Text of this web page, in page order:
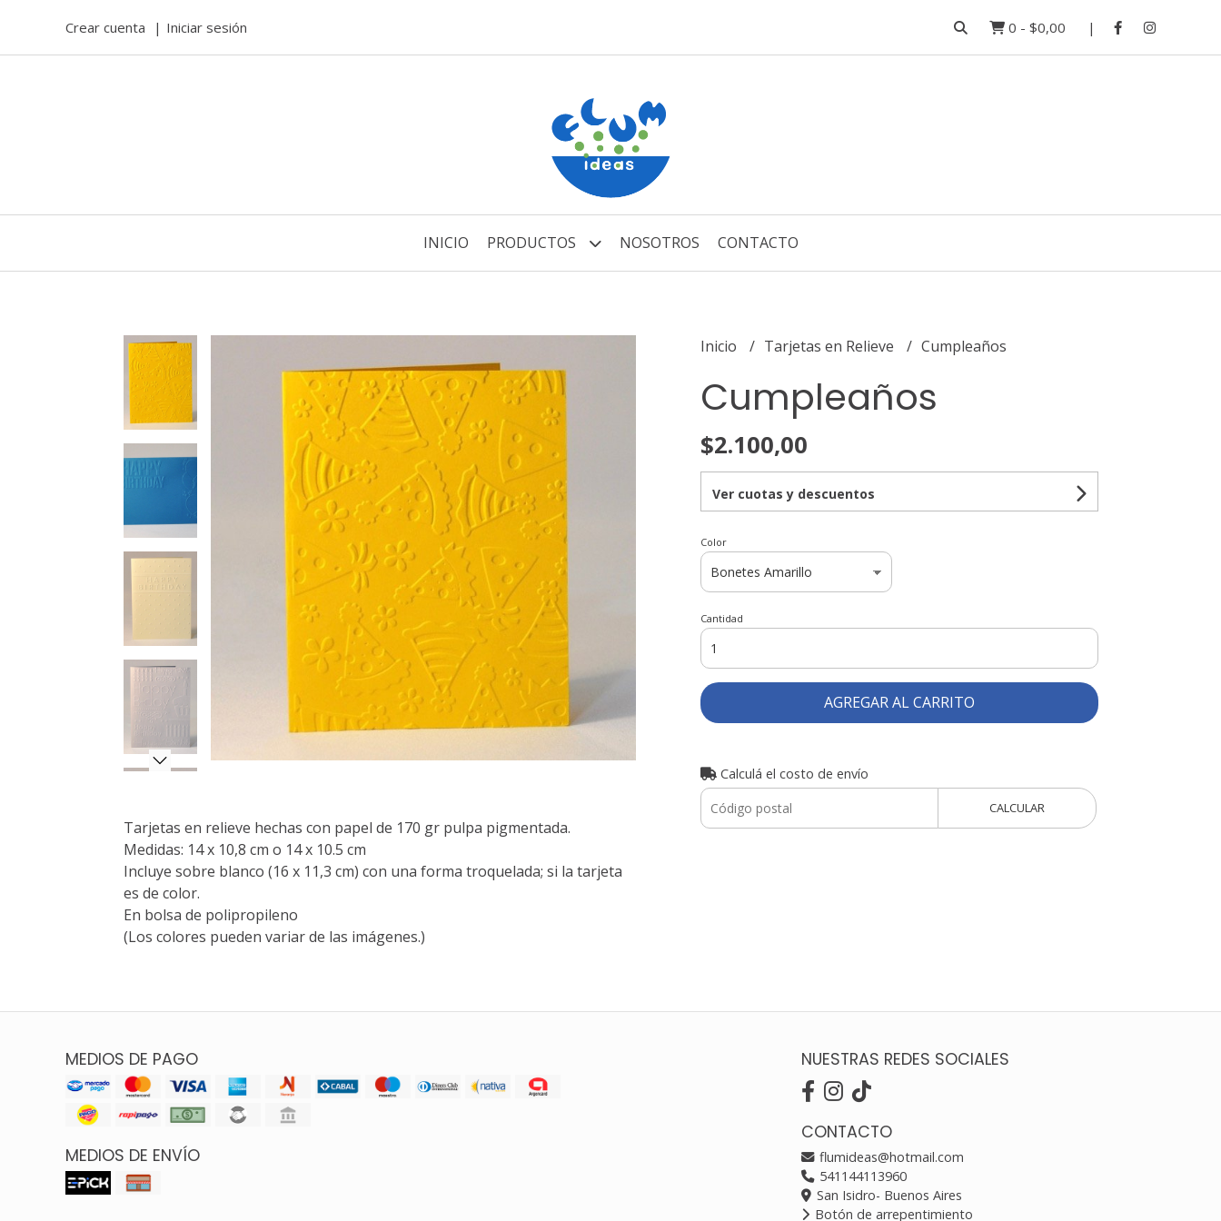
Crear cuenta Iniciar sesión 0 - $0,00
INICIO PRODUCTOS NOSOTROS CONTACTO
Tarjetas en relieve hechas con papel de 170 gr pulpa pigmentada.
Medidas: 14 x 10,8 cm o 14 x 10.5 cm
Incluye sobre blanco (16 x 11,3 cm) con una forma troquelada; si la tarjeta
es de color.
En bolsa de polipropileno
(Los colores pueden variar de las imágenes.)
Inicio Tarjetas en Relieve Cumpleaños
Cumpleaños
$2.100,00
Ver cuotas y descuentos
Color
Cantidad
AGREGAR AL CARRITO
Calculá el costo de envío
CALCULAR
MEDIOS DE PAGO
MEDIOS DE ENVÍO
NUESTRAS REDES SOCIALES
CONTACTO
flumideas@hotmail.com
541144113960
San Isidro- Buenos Aires
Botón de arrepentimiento